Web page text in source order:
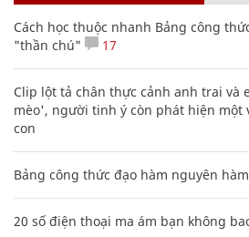
Cách học thuộc nhanh Bảng công
"thần chú"
17
Clip lột tả chân thực cảnh anh trai và
mèo', người tinh ý còn phát hiện một
con
Bảng công thức đạo hàm nguyên
20 số điện thoại ma ám bạn không